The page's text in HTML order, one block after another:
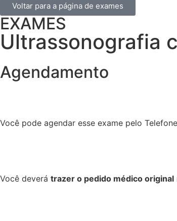
Voltar para a página de exames
EXAMES
Ultrassonografia
Agendamento
Você pode agendar esse exame pelo
Você deverá trazer o pedido médico original